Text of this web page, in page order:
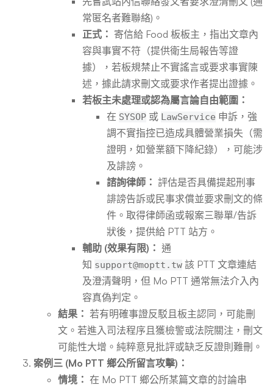
常匿名者難聯絡)。
正式： 寄信給 Food 板板主，指出文章內
容與事實不符（提供衛生局報告等證
據），若板規禁止不實謠言或要求事實陳
述，據此請求刪文或要求作者提出證據。
若板主未處理或認為屬言論自由範圍：
在 SYSOP 或 LawService 申訴，強
調不實指控已造成具體營業損失（需
證明，如營業額下降紀錄），可能涉
及誹謗。
諮詢律師： 評估是否具備提起刑事
誹謗告訴或民事求償並要求刪文的條
件。取得律師函或報案三聯單/告訴
狀後，提供給 PTT 站方。
輔助 (效果有限)： 通
知 support@moptt.tw 該 PTT 文章連結
及澄清聲明，但 Mo PTT 通常無法介入內
容真偽判定。
結果： 若有明確事證反駁且板主認同，可能刪
文。若進入司法程序且獲檢警或法院關注，刪文
可能性大增。純粹意見批評或缺乏反證則難刪。
案例三 (Mo PTT 鄉公所留言攻擊)：
情境： 在 Mo PTT 鄉公所某篇文章的討論串